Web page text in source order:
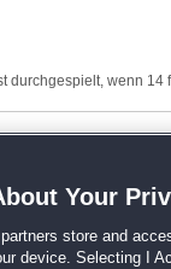
durchgespielt, wenn
Tieren.mehr »
Your
partners store and
device. Selecting I